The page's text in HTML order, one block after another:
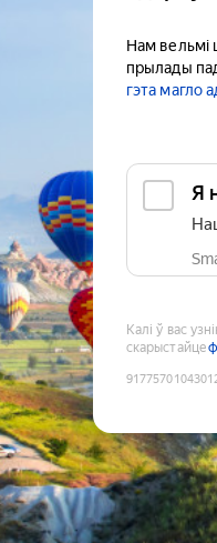
Нам вельмі
прылады
гэта магло
Я
Калі ў вас
скарыстайце